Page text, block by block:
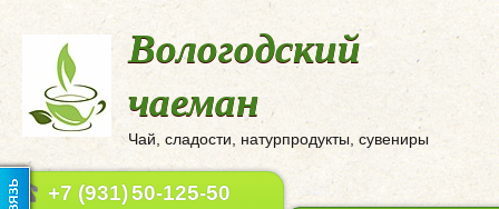
Вологодский
чаеман
Чай, сладости, натурпродукты, сувениры
+7 (931)50-125-50